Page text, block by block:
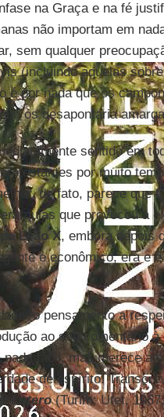
na Graça e na fé
não importam em
sem qualquer
(incluindo aquelas
é por nada que os
os desapontaria
sentido em
por muito
de fato, parece que
que provocou a
Leão X, embora depois
e econômico, era e
pensamento a
ao seu comentário
nada fácil, mas merece
de espírito.
Lutero(Turim: Utet,